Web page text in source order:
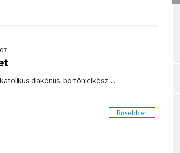
diakónus, börtönlelkész ...
Bővebben